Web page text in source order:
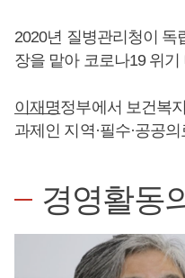
2020년 질병관리청이 독
장을 맡아 코로나19 위
이재명정부에서 보건복
과제인 지역·필수·공공
경영활동